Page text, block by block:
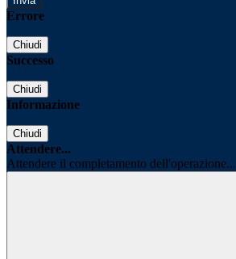
Errore
Chiudi
Successo
Chiudi
Informazione
Chiudi
Attendere...
Attendere il completamento dell'operazione...